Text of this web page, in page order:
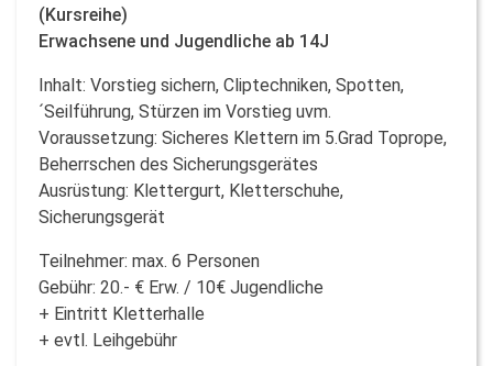
(Kursreihe)
Erwachsene und Jugendliche ab 14J
Inhalt: Vorstieg sichern, Cliptechniken, Spotten,
´Seilführung, Stürzen im Vorstieg uvm.
Voraussetzung: Sicheres Klettern im 5.Grad Toprope,
Beherrschen des Sicherungsgerätes
Ausrüstung: Klettergurt, Kletterschuhe,
Sicherungsgerät
Teilnehmer: max. 6 Personen
Gebühr: 20.- € Erw. / 10€ Jugendliche
+ Eintritt Kletterhalle
+ evtl. Leihgebühr